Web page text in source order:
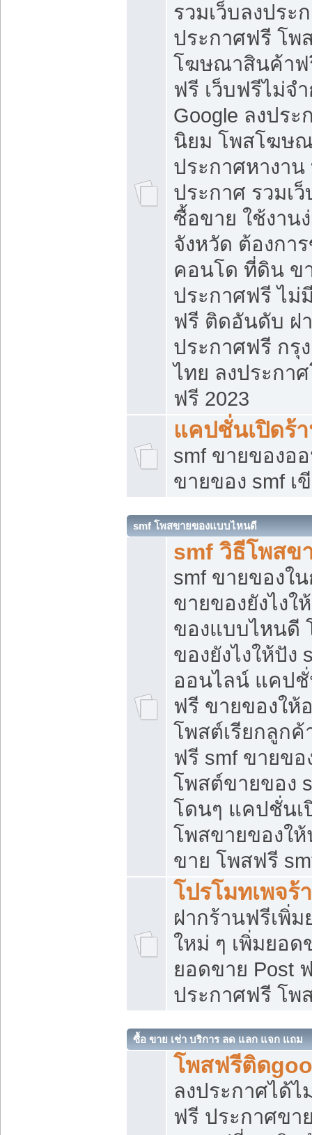
รวมเว็บลงประ
ประกาศฟรี โพ
โฆษณาสินค้าฟ
ฟรี เว็บฟรีไม่จ
Google ลงปร
นิยม โพสโฆษ
ประกาศหางาน
ประกาศ รวมเ
ซื้อขาย ใช้งาน
จังหวัด ต้องกา
คอนโด ที่ดิน ข
ประกาศฟรี ไม่
ฟรี ติดอันดับ ฝ
ประกาศฟรี กรุ
ไทย ลงประกา
ฟรี 2023
แคปชั่นเปิดร้
smf ขายของอ
ขายของ smf เ
smf โพสขายของแบบไหนดี
smf วิธีโพสข
smf ขายของใ
ขายของยังไง
ของแบบไหนดี
ของยังไงให้ปั
ออนไลน์ แคป
ฟรี ขายของให้
โพสต์เรียกลูกค้
ฟรี smf ขายขอ
โพสต์ขายของ
โดนๆ แคปชั่นเ
โพสขายของใ
ขาย โพสฟรี
โปรโมทเพจร้
ฝากร้านฟรีเพิ่
ใหม่ ๆ เพิ่มยอด
ยอดขาย Post
ประกาศฟรี โพ
ซื้อ ขาย เช่า บริการ ลด แลก แจก แถม
โพสฟรีติด
ลงประกาศได้
ฟรี ประกาศข